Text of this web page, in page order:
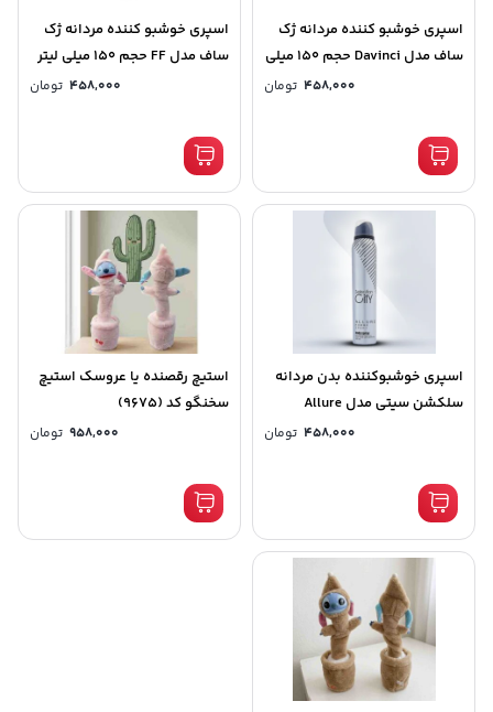
اسپری خوشبو کننده مردانه ژک
ساف مدل Davinci حجم 150 میلی
458,000 تومان
اسپری خوشبو کننده مردانه ژک
ساف مدل FF حجم 150 میلی لیتر
458,000 تومان
اسپری خوشبوکننده بدن مردانه
سلکشن سیتی مدل Allure
homme sport حجم 200 میلی لیتر458,000 تومان
استیچ رقصنده یا عروسک استیچ
سخنگو کد (9675)
958,000 تومان